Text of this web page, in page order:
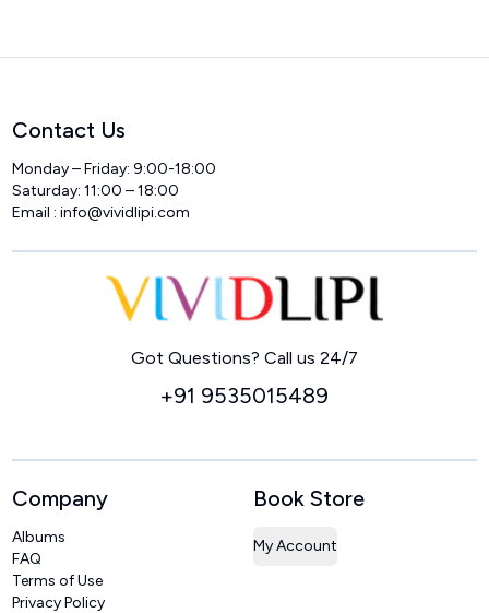
Contact Us
Monday – Friday: 9:00-18:00
Saturday: 11:00 – 18:00
Email :info@vividlipi.com
Got Questions? Call us 24/7
+91 9535015489
Company
Albums
FAQ
Terms of Use
Privacy Policy
Book Store
My Account